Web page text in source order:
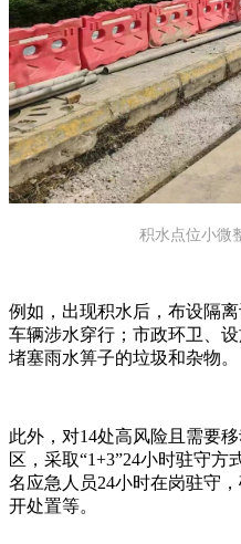
积水点位小微
例如，出现积水后，布设隔
车辆涉水穿行；市政环卫、
堵塞雨水箅子的垃圾和杂物。
此外，对14处高风险且需要
区，采取“1+3”24小时驻守
名应急人员24小时在岗驻守
开处置等。